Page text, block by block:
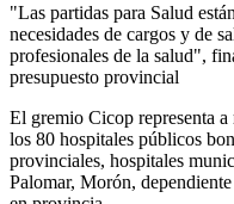
"Las partidas para Salud
necesidades de cargos y de
profesionales de la salud",
presupuesto provincial
El gremio Cicop representa
los 80 hospitales públicos
provinciales, hospitales
Palomar, Morón,